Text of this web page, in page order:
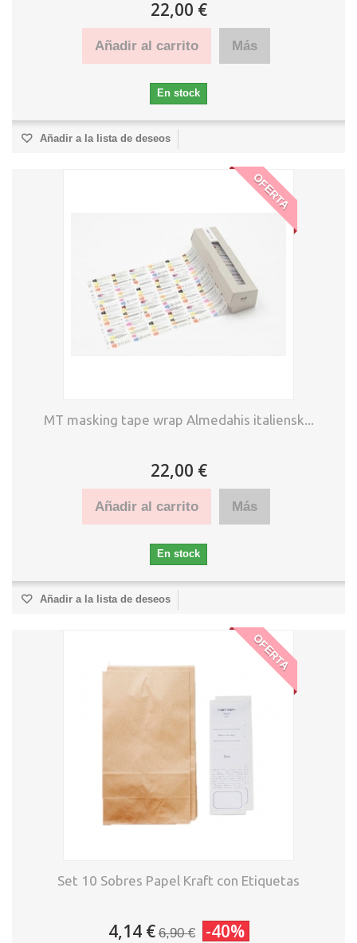
22,00 €
Añadir al carrito Más
En stock
Añadir a la lista de deseos
OFERTA
MT masking tape wrap Almedahis italiensk...
22,00 €
Añadir al carrito Más
En stock
Añadir a la lista de deseos
OFERTA
Set 10 Sobres Papel Kraft con Etiquetas
4,14 € 6,90 € -40%